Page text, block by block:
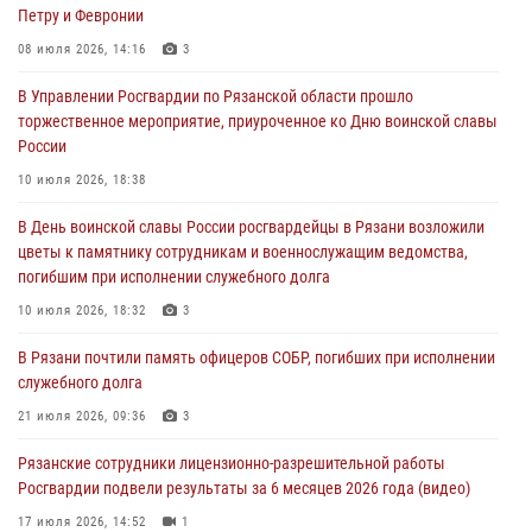
рассказал о службе во вневедомственной охране
23 июля 2026, 09:02
В Рязани почтили память офицеров СОБР, погибших при исполнении
служебного долга
Росгвардии подвели результаты за 6 месяцев 2026 года (видео)
17 июля 2026, 14:52 1
Вневедомственная охрана подвела итоги деятельности
Петру и Февронии
08 июля 2026, 14:16 3
В Управлении Росгвардии по Рязанской области прошло
торжественное мероприятие, приуроченное ко Дню воинской славы
России
10 июля 2026, 18:38
В День воинской славы России росгвардейцы в Рязани возложили
цветы к памятнику сотрудникам и военнослужащим ведомства,
погибшим при исполнении служебного долга
10 июля 2026, 18:32 3
В Рязани почтили память офицеров СОБР, погибших при исполнении
служебного долга
21 июля 2026, 09:36 3
Рязанские сотрудники лицензионно-разрешительной работы
Росгвардии подвели результаты за 6 месяцев 2026 года (видео)
17 июля 2026, 14:52 1